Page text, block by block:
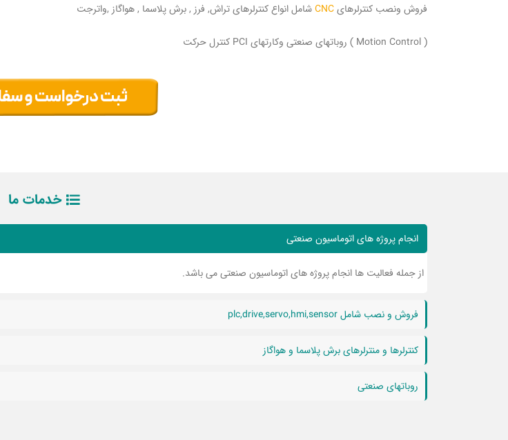
فروش ونصب کنترلرهایCNCشامل انواع کنترلرهای تراش, فرز , برش پلاسما , هواگاز ,واترجت
( Motion Control ) روباتهای صنعتی وکارتهای PCI کنترل حرکت
خدمات ما
انجام پروژه های اتوماسیون صنعتی
از جمله فعالیت ها انجام پروژه های اتوماسیون صنعتی می باشد.
فروش و نصب شامل plc,drive,servo,hmi,sensor
کنترلرها و منترلرهای برش پلاسما و هواگاز
روباتهای صنعتی